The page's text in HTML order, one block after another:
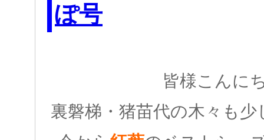
ぽ号
皆様こんに
裏磐梯・猪苗代の木々も